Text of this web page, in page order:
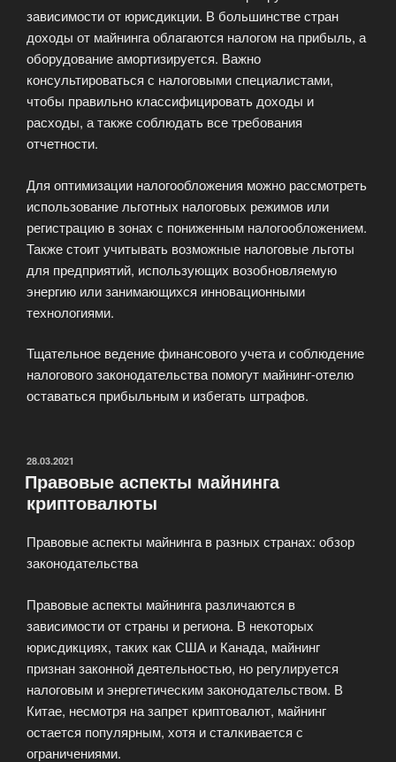
зависимости от юрисдикции. В большинстве стран
доходы от майнинга облагаются налогом на прибыль, а
оборудование амортизируется. Важно
консультироваться с налоговыми специалистами,
чтобы правильно классифицировать доходы и
расходы, а также соблюдать все требования
отчетности.
Для оптимизации налогообложения можно рассмотреть
использование льготных налоговых режимов или
регистрацию в зонах с пониженным налогообложением.
Также стоит учитывать возможные налоговые льготы
для предприятий, использующих возобновляемую
энергию или занимающихся инновационными
технологиями.
Тщательное ведение финансового учета и соблюдение
налогового законодательства помогут майнинг-отелю
оставаться прибыльным и избегать штрафов.
ОПУБЛИКОВАНО
28.03.2021
Правовые аспекты майнинга
криптовалюты
Правовые аспекты майнинга в разных странах: обзор
законодательства
Правовые аспекты майнинга различаются в
зависимости от страны и региона. В некоторых
юрисдикциях, таких как США и Канада, майнинг
признан законной деятельностью, но регулируется
налоговым и энергетическим законодательством. В
Китае, несмотря на запрет криптовалют, майнинг
остается популярным, хотя и сталкивается с
ограничениями.